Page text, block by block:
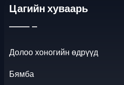
Цагийн хуваарь
Долоо хоногийн өдрүүд
Бямба